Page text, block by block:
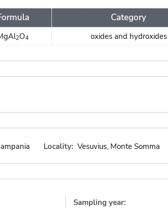
Category
2O4 oxides and hydroxides
Locality: Vesuvius, Monte Somma
Sampling year: